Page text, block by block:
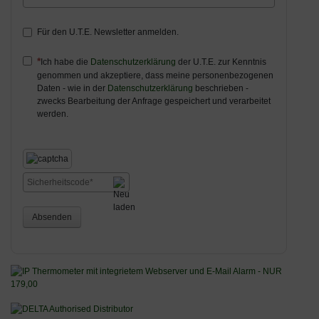
Für den U.T.E. Newsletter anmelden.
Ich habe die Datenschutzerklärung der U.T.E. zur Kenntnis
genommen und akzeptiere, dass meine personenbezogenen
Daten - wie in der Datenschutzerklärung beschrieben -
zwecks Bearbeitung der Anfrage gespeichert und verarbeitet
werden.
Absenden